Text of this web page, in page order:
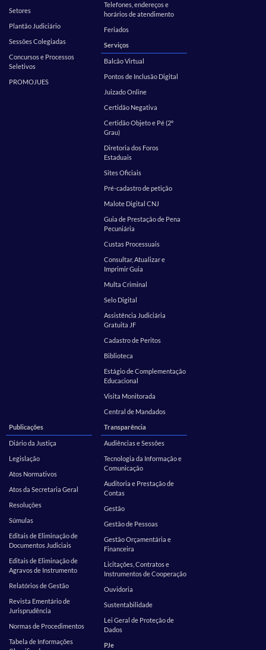
Setores
Plantão Judiciário
Sessões Colegiadas
Concursos e Processos
Seletivos
PROMOJUES
Telefones, endereços e
horários de atendimento
Feriados
Serviços
Balcão Virtual
Pontos de Inclusão Digital
Juizado Online
Certidão Negativa
Certidão Objeto e Pé (2º
Grau)
Diretoria dos Foros
Estaduais
Sites Oficiais
Pré-cadastro de petição
Malote Digital CNJ
Guia de Prestação de Pena
Pecuniária
Custas Processuais
Consultar, Atualizar e
Imprimir Guia
Multa Criminal
Selo Digital
Assistência Judiciária
Gratuita JF
Cadastro de Peritos
Biblioteca
Estágio de Complementação
Educacional
Visita Monitorada
Central de Mandados
Publicações
Diário da Justiça
Legislação
Atos Normativos
Atos da Secretaria Geral
Resoluções
Súmulas
Editais de Eliminação de
Documentos Judiciais
Editais de Eliminação de
Agravos de Instrumento
Relatórios de Gestão
Revista Ementário de
Jurisprudência
Normas de Procedimentos
Tabela de Informações
Transparência
Audiências e Sessões
Tecnologia da Informação e
Comunicação
Auditoria e Prestação de
Contas
Gestão
Gestão de Pessoas
Gestão Orçamentária e
Financeira
Licitações, Contratos e
Instrumentos de Cooperação
Ouvidoria
Sustentabilidade
Lei Geral de Proteção de
Dados
PJe